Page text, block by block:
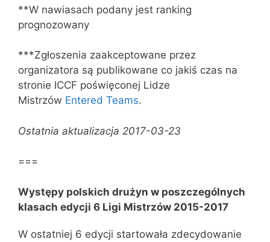
**W nawiasach podany jest ranking
prognozowany
***Zgłoszenia zaakceptowane przez
organizatora są publikowane co jakiś czas na
stronie ICCF poświęconej Lidze
Mistrzów Entered Teams.
Ostatnia aktualizacja 2017-03-23
===
Występy polskich drużyn w poszczególnych
klasach edycji 6 Ligi Mistrzów 2015-2017
W ostatniej 6 edycji startowała zdecydowanie